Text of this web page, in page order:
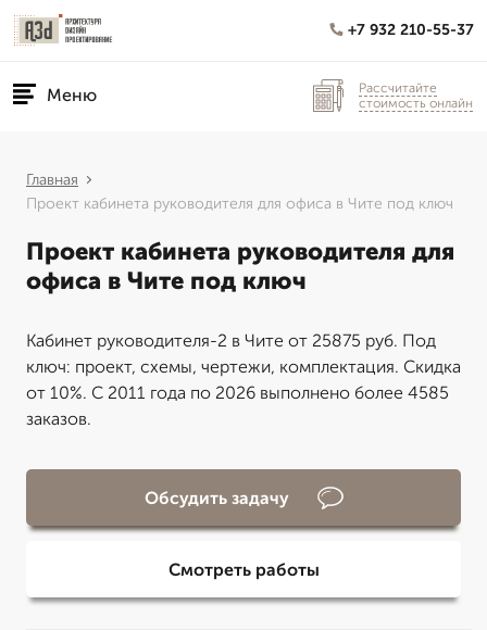
+7 932 210-55-37
Меню
Рассчитайте
стоимость онлайн
Главная
Проект кабинета руководителя для офиса в Чите под ключ
Проект кабинета руководителя для
офиса в Чите под ключ
Кабинет руководителя-2 в Чите от 25875 руб. Под
ключ: проект, схемы, чертежи, комплектация. Скидка
от 10%. С 2011 года по 2026 выполнено более 4585
заказов.
Обсудить задачу
Смотреть работы